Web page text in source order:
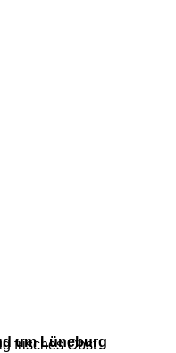
um Lüneburg
frisches Obst